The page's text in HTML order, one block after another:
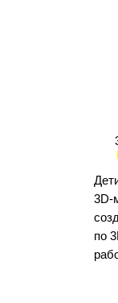
3D-
по